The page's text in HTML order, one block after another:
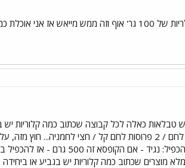
כל המועדפים שלי מלאים במחשבון של קליורות הבעיה שלי שאני לא יודעת לחשב ,את הקלריות של 100 גר' אוף
טבלאות כאלה לכל קבוצה שכתוב כמה קלוריות
ומה נחשבת מנה.. למשל: מנה של פחמימות שזה בערך 70-80 קלוריות.. וזה כולל: פרוסת לחם / 2 פרוסות לחם קל /
שכתוב כמה קלוריות יש בגביע או